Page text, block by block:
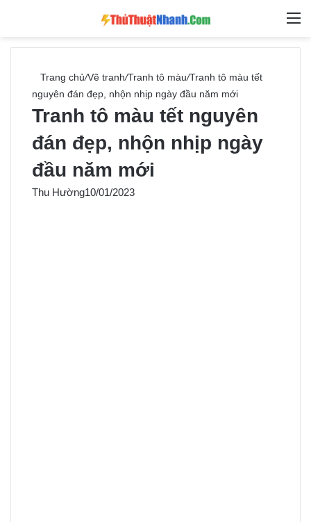
Tìm
Trang chủ/Vẽ tranh/Tranh tô màu/Tranh tô màu tết
nguyên đán đẹp, nhộn nhịp ngày đầu năm mới
Tranh tô màu tết nguyên
đán đẹp, nhộn nhịp ngày
đầu năm mới
Thu Hường10/01/2023